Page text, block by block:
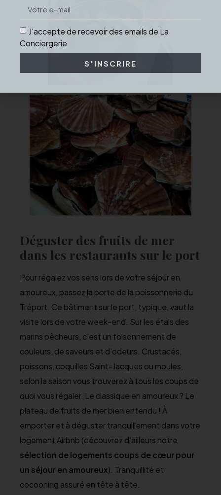
Déguster des fruits de mer
dans les restaurants sur le port
Pour régalez vos sens lors de votre séjour en
amoureux, passez la porte de la poissonnerie du
Tréport. Ce bâtiment sur le port, typique, vaut la
visite lors de votre week-end. Sur les étals des
marins pêcheurs, c’est un foisonnement de
couleurs, de saveurs et d’odeurs. Crustacés,
poissons, coquilles Saint-Jacques ou moules,
selon la saison vous trouverez à tous les coups de
quoi vous régaler. Le classique en amoureux ? Le
plateau de fruits de mer bien entendu ! À
emporter et à déguster tranquillement dans votre
logement Airbnb (découvrez d’ailleurs notre
sélection de logements coups de cœur pour
un séjour en amoureux). Tranquillité et
cocooning assuré en tête à tête.
J'accepte de recevoir des emails de La
Conciergerie
S'INSCRIRE